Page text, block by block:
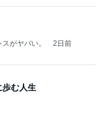
がヤバい。 2日前
む人生